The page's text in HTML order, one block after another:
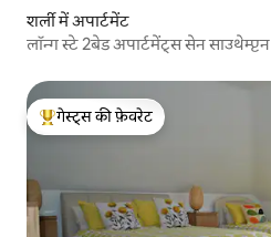
शर्ली में अपार्टमेंट
लॉन्ग स्टे 2बेड अपार्टमेंट्स सेन साउथेम्प्टन
गेस्ट्स का टॉप फ़ेवरेट
गेस्ट्स की फ़ेवरेट